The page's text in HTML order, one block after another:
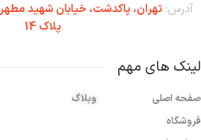
آدرس:تهران،‌ پاکدشت، خیابان شهید
پلاک 14
لینک های مهم
صفحه اصلی
فروشگاه
وبلاگ